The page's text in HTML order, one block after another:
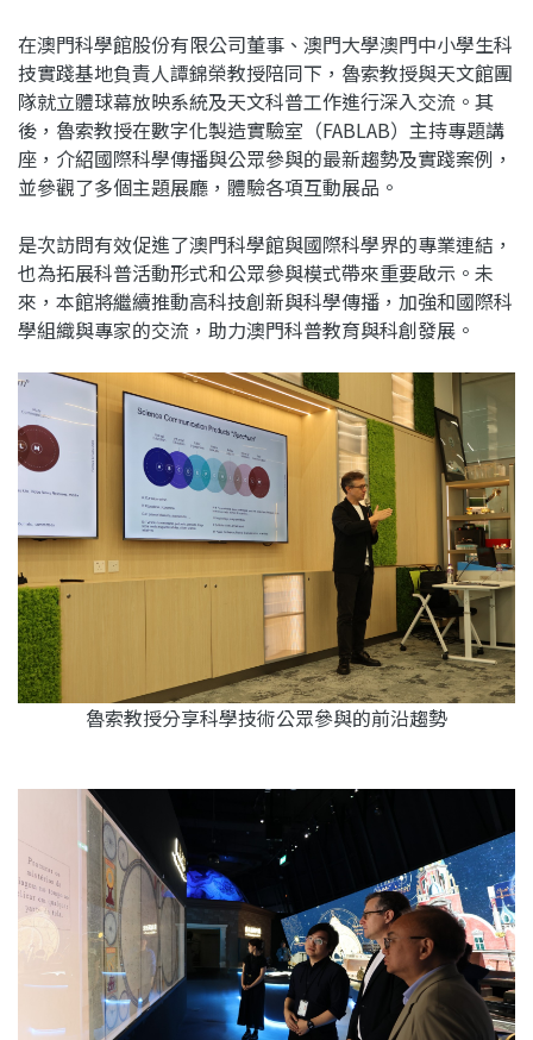
在澳門科學館股份有限公司董事、澳門大學澳門中小學生科
技實踐基地負責人譚錦榮教授陪同下，魯索教授與天文館團
隊就立體球幕放映系統及天文科普工作進行深入交流。其
後，魯索教授在數字化製造實驗室（FABLAB）主持專題講
座，介紹國際科學傳播與公眾參與的最新趨勢及實踐案例，
並參觀了多個主題展廳，體驗各項互動展品。
是次訪問有效促進了澳門科學館與國際科學界的專業連結，
也為拓展科普活動形式和公眾參與模式帶來重要啟示。未
來，本館將繼續推動高科技創新與科學傳播，加強和國際科
學組織與專家的交流，助力澳門科普教育與科創發展。
魯索教授分享科學技術公眾參與的前沿趨勢